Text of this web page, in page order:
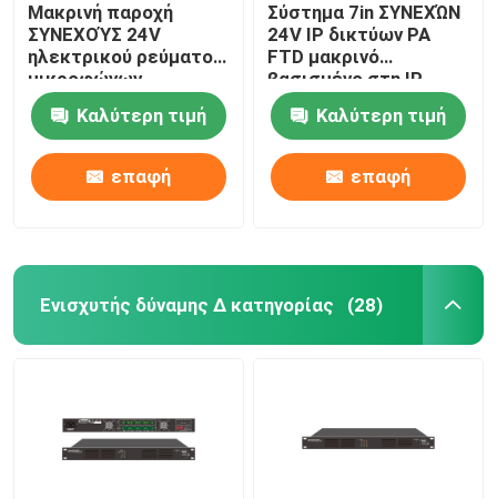
Περίπου εμείς
Γύρος εργοστασίων
Ποιοτικός έλεγχος
Ειδήσεις
Περιπτώσεις
Μακρινή παροχή
ΣΥΝΕΧΟΎΣ 24V
ηλεκτρικού ρεύματος
μικροφώνων
σελιδοποίησης
οθόνης αφής δικτύων
IP
Καλύτερη τιμή
επαφή
Σύστημα 7in ΣΥΝΕΧΏΝ
24V IP δικτύων PA
FTD μακρινό
βασισμένο στη IP
μικρόφωνο οθόνης
αφής LCDΚαλύτερη τιμή
επαφή
Ενισχυτής δύναμης Δ κατηγορίας (28)